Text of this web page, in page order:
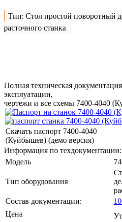
Тип: Стол простой поворотный
расточного станка
Полная техническая
эксплуатации,
чертежи и все схемы 7400-4040
Скачать паспорт 7400-4040
(Куйбышев) (демо версия)
Информация по
Модель
Тип оборудования
Состав документации:
Цена